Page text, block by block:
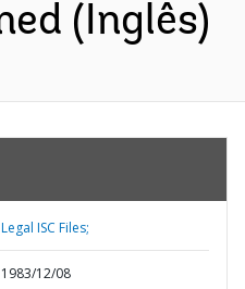
(Inglês)
Legal ISC Files;
1983/12/08